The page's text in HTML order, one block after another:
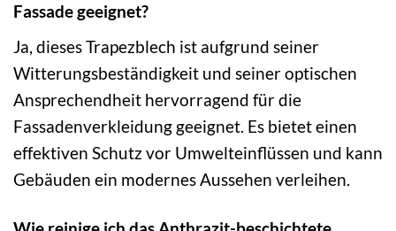
Fassade geeignet?
Ja, dieses Trapezblech ist aufgrund seiner
Witterungsbeständigkeit und seiner optischen
Ansprechendheit hervorragend für die
Fassadenverkleidung geeignet. Es bietet einen
effektiven Schutz vor Umwelteinflüssen und kann
Gebäuden ein modernes Aussehen verleihen.